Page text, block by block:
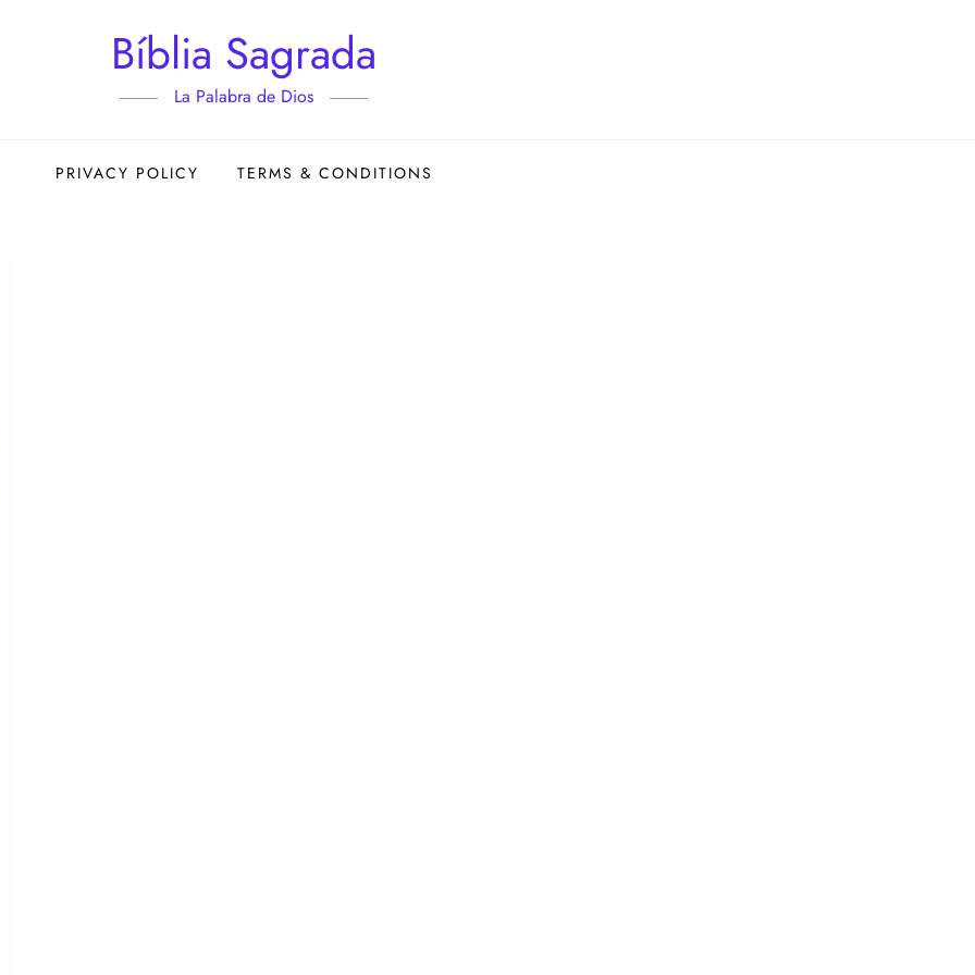
Bíblia Sagrada
La Palabra de Dios
PRIVACY POLICY TERMS & CONDITIONS